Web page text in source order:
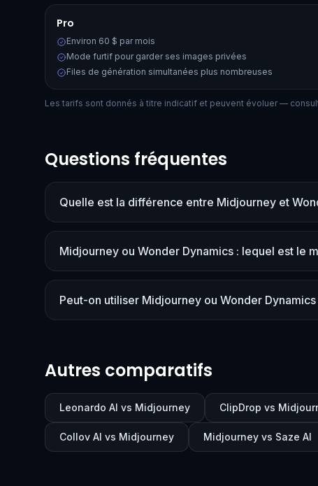
Pro
Environ 60 $ par mois
Mode furtif pour garder ses images privées
Files de génération simultanées plus nombreuses
Les tarifs sont donnés à titre indicatif et peuvent évoluer —
Questions fréquentes
Quelle est la différence entre Midjourney et
Midjourney ou Wonder Dynamics : lequel est le
Peut-on utiliser Midjourney ou Wonder
Autres comparatifs
Leonardo AI vs Midjourney ClipDrop vs
Collov AI vs Midjourney Midjourney vs Saze AI